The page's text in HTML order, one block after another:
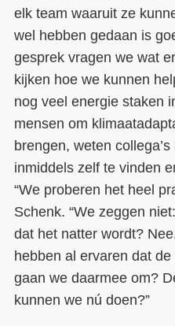
elk team waaruit ze
wel hebben gedaan is
gesprek vragen we wat
kijken hoe we kunnen
nog veel energie staken
mensen om
brengen, weten
inmiddels zelf te vinden
“We proberen het heel
Schenk. “We zeggen
dat het natter wordt?
hebben al ervaren dat
gaan we daarmee om?
kunnen we nú doen?”